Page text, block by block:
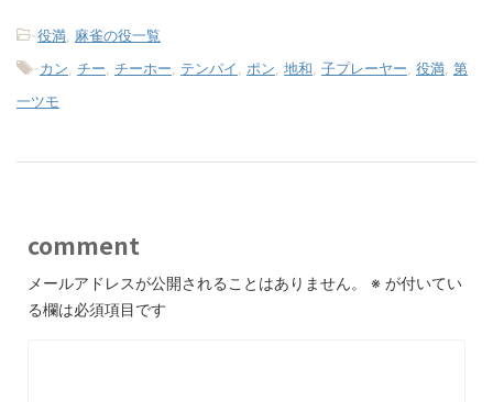
-役満 麻雀の役一覧
-カン チー チーホー テンパイ ポン 地和 子プレーヤー 役満 第
一ツモ
comment
メールアドレスが公開されることはありません。 ※ が付いてい
る欄は必須項目です